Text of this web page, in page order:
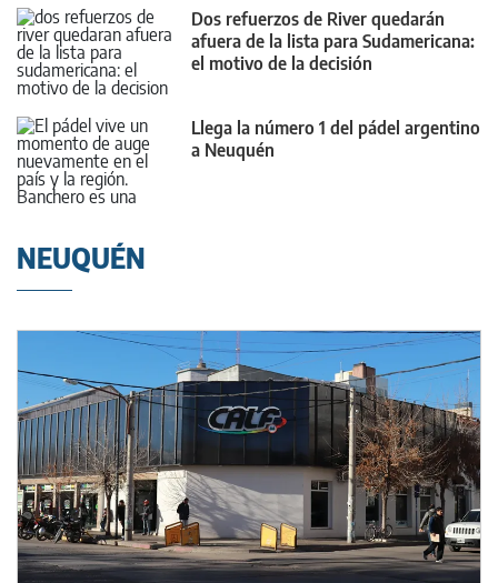
Dos refuerzos de River quedarán
afuera de la lista para Sudamericana:
el motivo de la decisión
Llega la número 1 del pádel argentino
a Neuquén
NEUQUÉN